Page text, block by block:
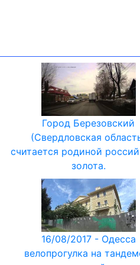
Город Березовский
(Свердловская
считается родиной
золота.
16/08/2017 - Одесса
велопрогулка на